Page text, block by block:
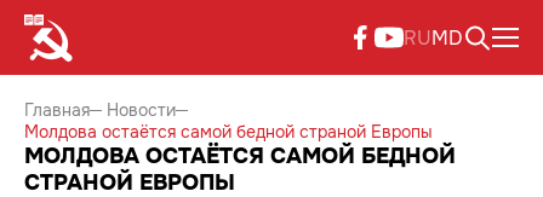
RUMD
Главная
Новости
Молдова остаётся самой бедной страной Европы
МОЛДОВА ОСТАЁТСЯ САМОЙ БЕДНОЙ
СТРАНОЙ ЕВРОПЫ